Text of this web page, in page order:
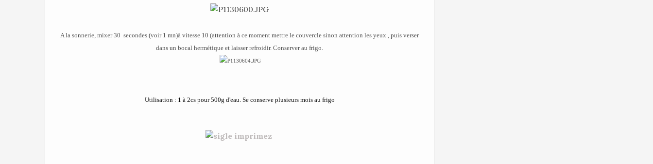
A la sonnerie, mixer 30 secondes (voir 1 mn)à vitesse 10 (attention à ce moment mettre le couvercle sinon attention les yeux , puis verser
dans un bocal hermétique et laisser refroidir. Conserver au frigo.
Utilisation : 1 à 2cs pour 500g d'eau. Se conserve plusieurs mois au frigo